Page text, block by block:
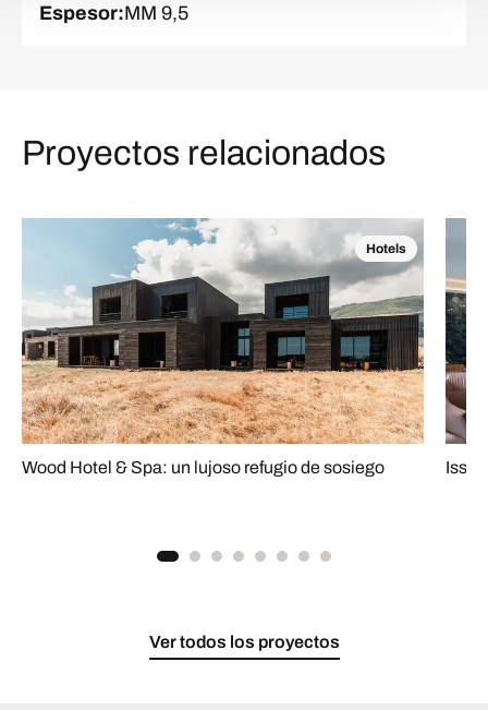
Espesor:MM 9,5
Proyectos relacionados
Hotels
Wood Hotel & Spa: un lujoso refugio de sosiego Issa
Ver todos los proyectos